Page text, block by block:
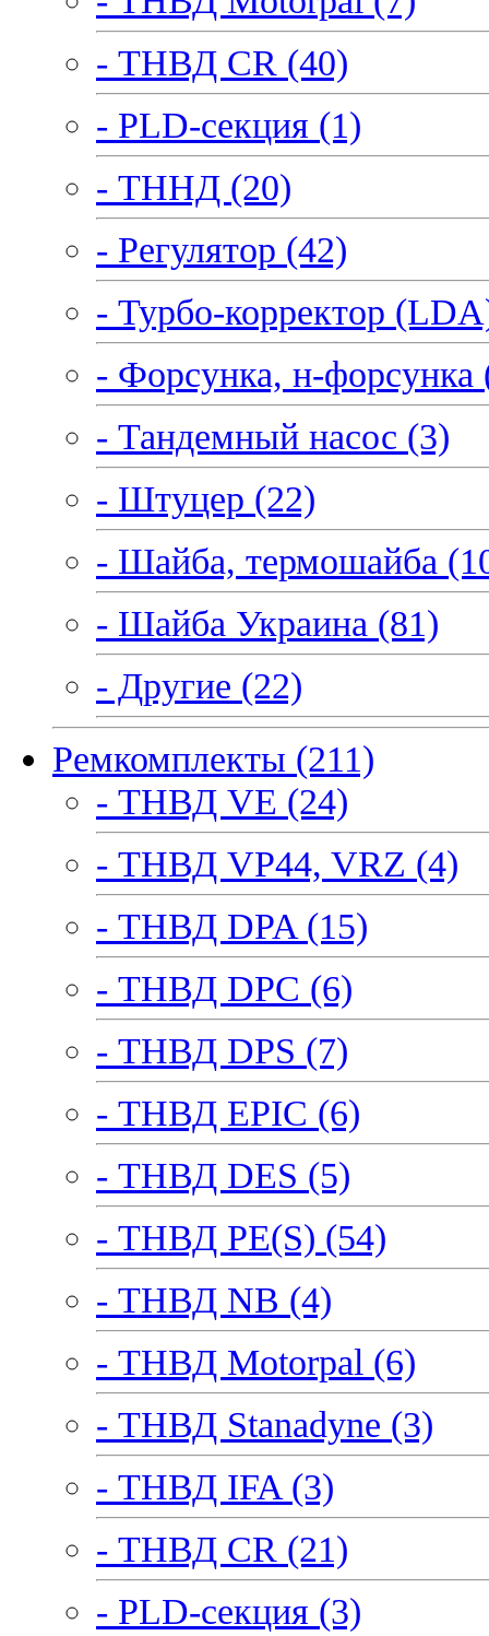
- ТНВД CR (40)
- PLD-секция (1)
- ТННД (20)
- Регулятор (42)
- Турбо-корректор
- Форсунка, н-форсунка
- Тандемный насос (3)
- Штуцер (22)
- Шайба, термошайба
- Шайба Украина (81)
- Другие (22)
Ремкомплекты (211)
- ТНВД VE (24)
- ТНВД VP44, VRZ (4)
- ТНВД DPA (15)
- ТНВД DPC (6)
- ТНВД DPS (7)
- ТНВД EPIC (6)
- ТНВД DES (5)
- ТНВД PE(S) (54)
- ТНВД NB (4)
- ТНВД Motorpal (6)
- ТНВД Stanadyne (3)
- ТНВД IFA (3)
- ТНВД CR (21)
- PLD-секция (3)